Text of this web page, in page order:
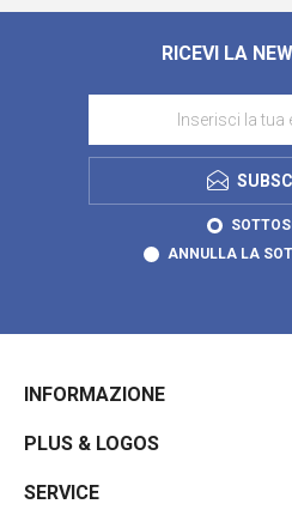
RICEVI LA
ANNULLA LA
INFORMAZIONE
PLUS & LOGOS
SERVICE